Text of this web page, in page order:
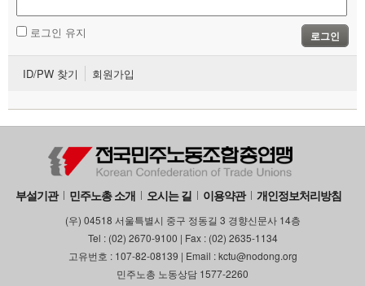
로그인 유지 로그인
ID/PW 찾기 회원가입
부설기관 민주노총 소개 오시는 길 이용약관 개인정보처리방침
(우) 04518 서울특별시 중구 정동길 3 경향신문사 14층
Tel : (02) 2670-9100 | Fax : (02) 2635-1134
고유번호 : 107-82-08139 | Email : kctu@nodong.org
민주노총 노동상담 1577-2260
- 카드뉴스
부설기관